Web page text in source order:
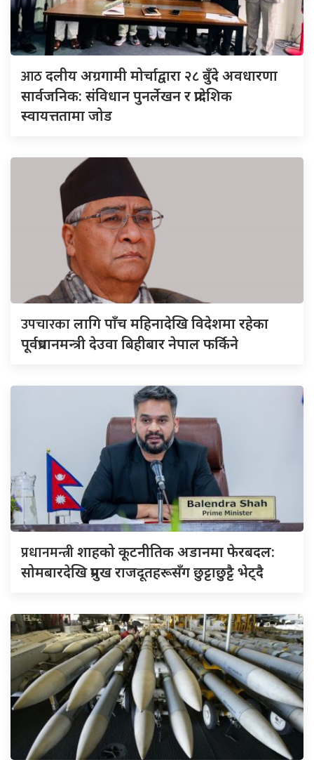
आठदलीय अग्रगामी मोर्चाद्वारा २८ बुँदे अवधारणा
सार्वजनिक: संविधान पुनर्लेखन र प्रादेशिक
स्वायत्ततामा जोड
उपचारकालागि पाँच महिनादेखि विदेशमा रहेका
पूर्वप्रधानमन्त्री देउवा बिहीबार नेपाल फर्किने
प्रधानमन्त्रीशाहको कूटनीतिक अडानमा फेरबदल:
सोमबारदेखि प्रमुख राजदूतहरूसँग छुट्टाछुट्टै भेट्दै